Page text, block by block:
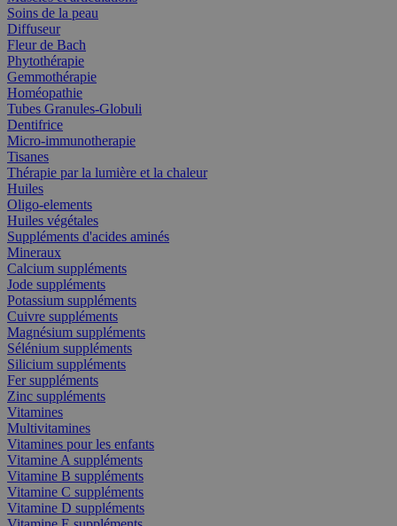
Soins de la peau
Diffuseur
Fleur de Bach
Phytothérapie
Gemmothérapie
Homéopathie
Tubes Granules-Globuli
Dentifrice
Micro-immunotherapie
Tisanes
Thérapie par la lumière et la chaleur
Huiles
Oligo-elements
Huiles végétales
Suppléments d'acides aminés
Mineraux
Calcium suppléments
Jode suppléments
Potassium suppléments
Cuivre suppléments
Magnésium suppléments
Sélénium suppléments
Silicium suppléments
Fer suppléments
Zinc suppléments
Vitamines
Multivitamines
Vitamines pour les enfants
Vitamine A suppléments
Vitamine B suppléments
Vitamine C suppléments
Vitamine D suppléments